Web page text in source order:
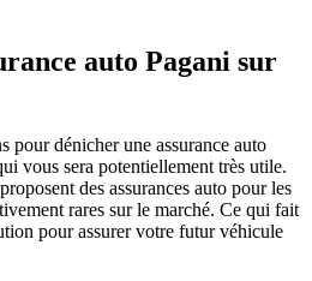
auto Pagani sur
pour dénicher une assurance auto
vous sera potentiellement très utile.
des assurances auto pour les
rares sur le marché. Ce qui fait
pour assurer votre futur véhicule